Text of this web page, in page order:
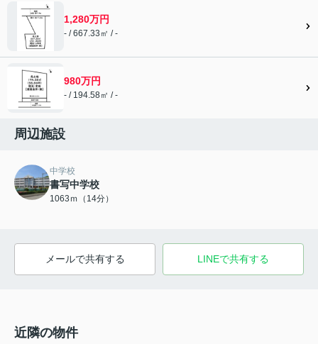
1,280万円
- / 667.33㎡ / -
980万円
- / 194.58㎡ / -
周辺施設
中学校
書写中学校
1063ｍ（14分）
メールで共有する LINEで共有する
近隣の物件